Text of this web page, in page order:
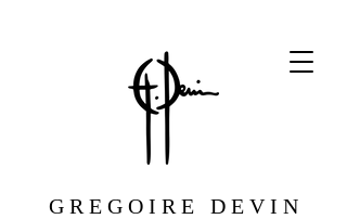
G R E G O I R E D E V I N